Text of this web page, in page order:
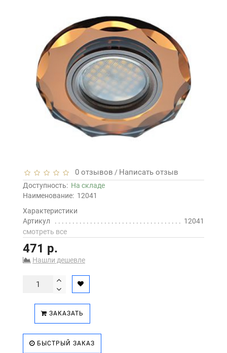
0 отзывов / Написать отзыв
Доступность: На складе
Наименование: 12041
Характеристики
Артикул
12041
смотреть все
471 р.
Нашли дешевле
ЗАКАЗАТЬ
БЫСТРЫЙ ЗАКАЗ